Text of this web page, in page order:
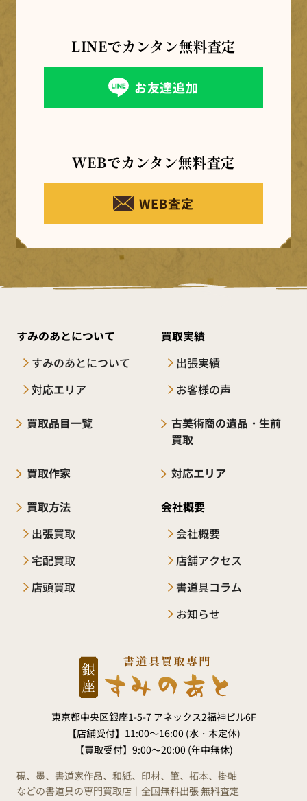
LINEでカンタン無料査定
お友達追加
WEBでカンタン無料査定
WEB査定
すみのあとについて
すみのあとについて
対応エリア
買取品目一覧
古美術商の遺品・生前
買取
買取実績
出張実績
お客様の声
買取作家 対応エリア
買取方法
出張買取
宅配買取
店頭買取
会社概要
会社概要
店舗アクセス
書道具コラム
お知らせ
東京都中央区銀座1-5-7 アネックス2福神ビル6F
【店舗受付】 11:00～16:00 (水・木定休)
【買取受付】 9:00～20:00 (年中無休)
硯、墨、書道家作品、和紙、印材、筆、拓本、掛軸
などの書道具の専門買取店｜全国無料出張 無料査定